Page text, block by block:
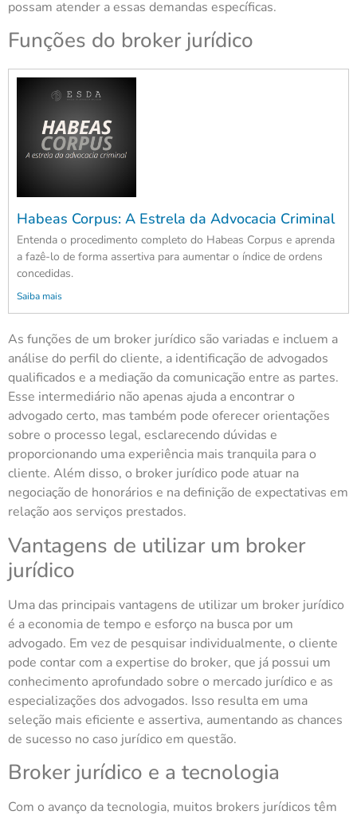
possam atender a essas demandas específicas.
Funções do broker jurídico
Habeas Corpus: A Estrela da Advocacia Criminal
Entenda o procedimento completo do Habeas Corpus e aprenda
a fazê-lo de forma assertiva para aumentar o índice de ordens
concedidas.
Saiba mais
As funções de um broker jurídico são variadas e incluem a
análise do perfil do cliente, a identificação de advogados
qualificados e a mediação da comunicação entre as partes.
Esse intermediário não apenas ajuda a encontrar o
advogado certo, mas também pode oferecer orientações
sobre o processo legal, esclarecendo dúvidas e
proporcionando uma experiência mais tranquila para o
cliente. Além disso, o broker jurídico pode atuar na
negociação de honorários e na definição de expectativas em
relação aos serviços prestados.
Vantagens de utilizar um broker
jurídico
Uma das principais vantagens de utilizar um broker jurídico
é a economia de tempo e esforço na busca por um
advogado. Em vez de pesquisar individualmente, o cliente
pode contar com a expertise do broker, que já possui um
conhecimento aprofundado sobre o mercado jurídico e as
especializações dos advogados. Isso resulta em uma
seleção mais eficiente e assertiva, aumentando as chances
de sucesso no caso jurídico em questão.
Broker jurídico e a tecnologia
Com o avanço da tecnologia, muitos brokers jurídicos têm